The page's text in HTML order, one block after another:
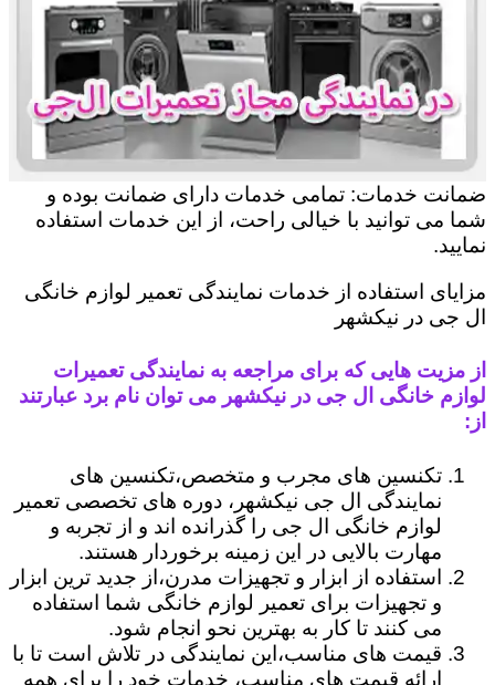
ضمانت خدمات: تمامی خدمات دارای ضمانت بوده و
شما می توانید با خیالی راحت، از این خدمات استفاده
نمایید.
مزایای استفاده از خدمات نمایندگی تعمیر لوازم خانگی
ال جی در نیکشهر
از مزیت هایی که برای مراجعه به نمایندگی تعمیرات
لوازم خانگی ال جی در نیکشهر می توان نام برد عبارتند
از:
تکنسین های مجرب و متخصص،تکنسین های
نمایندگی ال جی نیکشهر، دوره های تخصصی تعمیر
لوازم خانگی ال جی را گذرانده اند و از تجربه و
مهارت بالایی در این زمینه برخوردار هستند.
استفاده از ابزار و تجهیزات مدرن،از جدید ترین ابزار
و تجهیزات برای تعمیر لوازم خانگی شما استفاده
می کنند تا کار به بهترین نحو انجام شود.
قیمت های مناسب،این نمایندگی در تلاش است تا با
ارائه قیمت های مناسب، خدمات خود را برای همه